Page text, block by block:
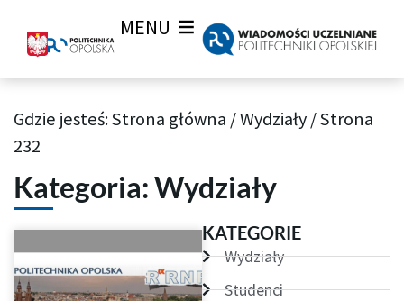
MENU
Archiwum aktualności Wiadomości Uczelnianych
Gdzie jesteś:Strona główna /Wydziały/Strona
232
Kategoria: Wydziały
Strona Strona
StronaStronaStronaStrona
Strona KATEGORIE
Wydziały
Studenci